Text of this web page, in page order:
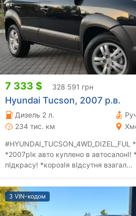
7 333 $ 328 591 грн
Hyundai Tucson, 2007 р.в.
Дизель 2 л.
234 тис. км
#HYUNDAI_TUCSON_4WD_DIZEL_FUL
*2007рІк авто куплено в
пІдкрасу! *корозІя вІдсутня взагал...
З VIN-кодом